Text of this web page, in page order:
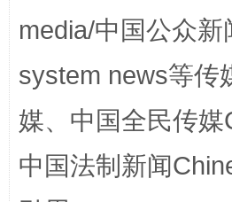
国家大学科技园优化重塑工
media/中国公众
system news等传
媒、中国全民传
中国法制新闻